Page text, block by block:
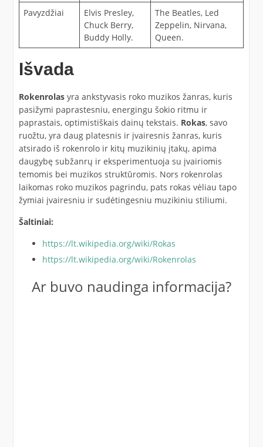
Pavyzdžiai
Elvis Presley,
Chuck Berry,
Buddy Holly.
The Beatles, Led
Zeppelin, Nirvana,
Queen.
Išvada
Rokenrolasyra ankstyvasis roko muzikos žanras, kuris
pasižymi paprastesniu, energingu šokio ritmu ir
paprastais, optimistiškais dainų tekstais. Rokas, savo
ruožtu, yra daug platesnis ir įvairesnis žanras, kuris
atsirado iš rokenrolo ir kitų muzikinių įtakų, apima
daugybę subžanrų ir eksperimentuoja su įvairiomis
temomis bei muzikos struktūromis. Nors rokenrolas
laikomas roko muzikos pagrindu, pats rokas vėliau tapo
žymiai įvairesniu ir sudėtingesniu muzikiniu stiliumi.
Šaltiniai:
https://lt.wikipedia.org/wiki/Rokas
https://lt.wikipedia.org/wiki/Rokenrolas
Ar buvo naudinga informacija?